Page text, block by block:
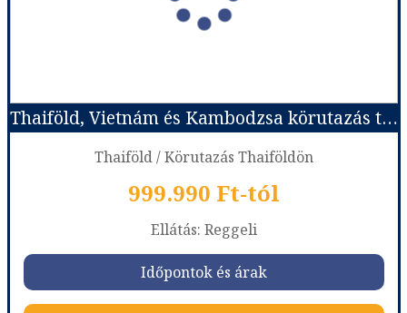
Thaiföld, Vietnám és Kambodzsa körutazás tengerparti pihenéssel
Thaiföld / Körutazás Thaiföldön
999.990 Ft-tól
Ellátás: Reggeli
Időpontok és árak